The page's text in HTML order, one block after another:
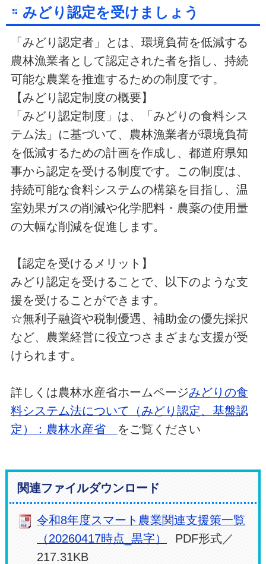
みどり認定を受けましょう
「みどり認定者」とは、環境負荷を低減する
農林漁業者として認定された者を指し、持続
可能な農業を推進するための制度です。
【みどり認定制度の概要】
「みどり認定制度」は、「みどりの食料シス
テム法」に基づいて、農林漁業者が環境負荷
を低減するための計画を作成し、都道府県知
事から認定を受ける制度です。この制度は、
持続可能な食料システムの構築を目指し、温
室効果ガスの削減や化学肥料・農薬の使用量
の大幅な削減を促進します。
【認定を受けるメリット】
みどり認定を受けることで、以下のような支
援を受けることができます。
☆無利子融資や税制優遇、補助金の優先採択
など、農業経営に役立つさまざまな支援が受
けられます。
詳しくは農林水産省ホームページみどりの食
料システム法について（みどり認定、基盤認
定）：農林水産省 をご覧ください
関連ファイルダウンロード
令和8年度スマート農業関連支援策一覧
（20260417時点_黒字）
PDF形式／
217.31KB